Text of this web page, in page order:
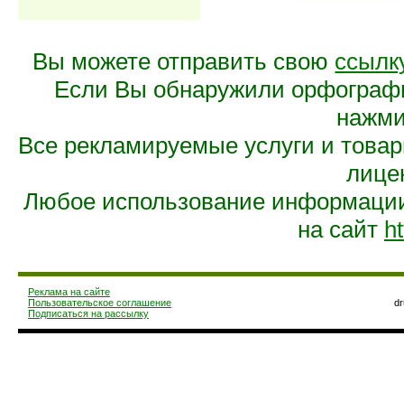
Вы можете отправить свою
Если Вы обнаружили
Все рекламируемые услуги и
Любое использование
на сайт
Реклама на сайте
Пользовательское соглашение
Подписаться на рассылку